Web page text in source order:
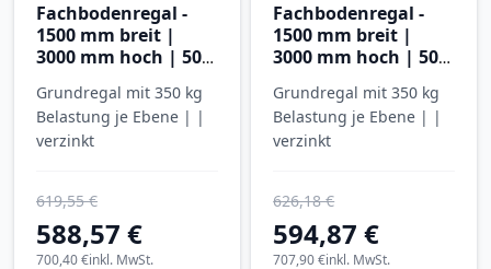
Fachbodenregal -
1500 mm breit |
3000 mm hoch | 500
Hofe Regalsysteme
Grundregal mit 350 kg
Belastung je Ebene | |
verzinkt
588,57 €
619,55 €
inkl. MwSt.
700,40 €
Fachbodenregal -
1500 mm breit |
3000 mm hoch | 500
Hofe Regalsysteme
Grundregal mit 350 kg
Belastung je Ebene | |
verzinkt
594,87 €
626,18 €
inkl. MwSt.
707,90 €